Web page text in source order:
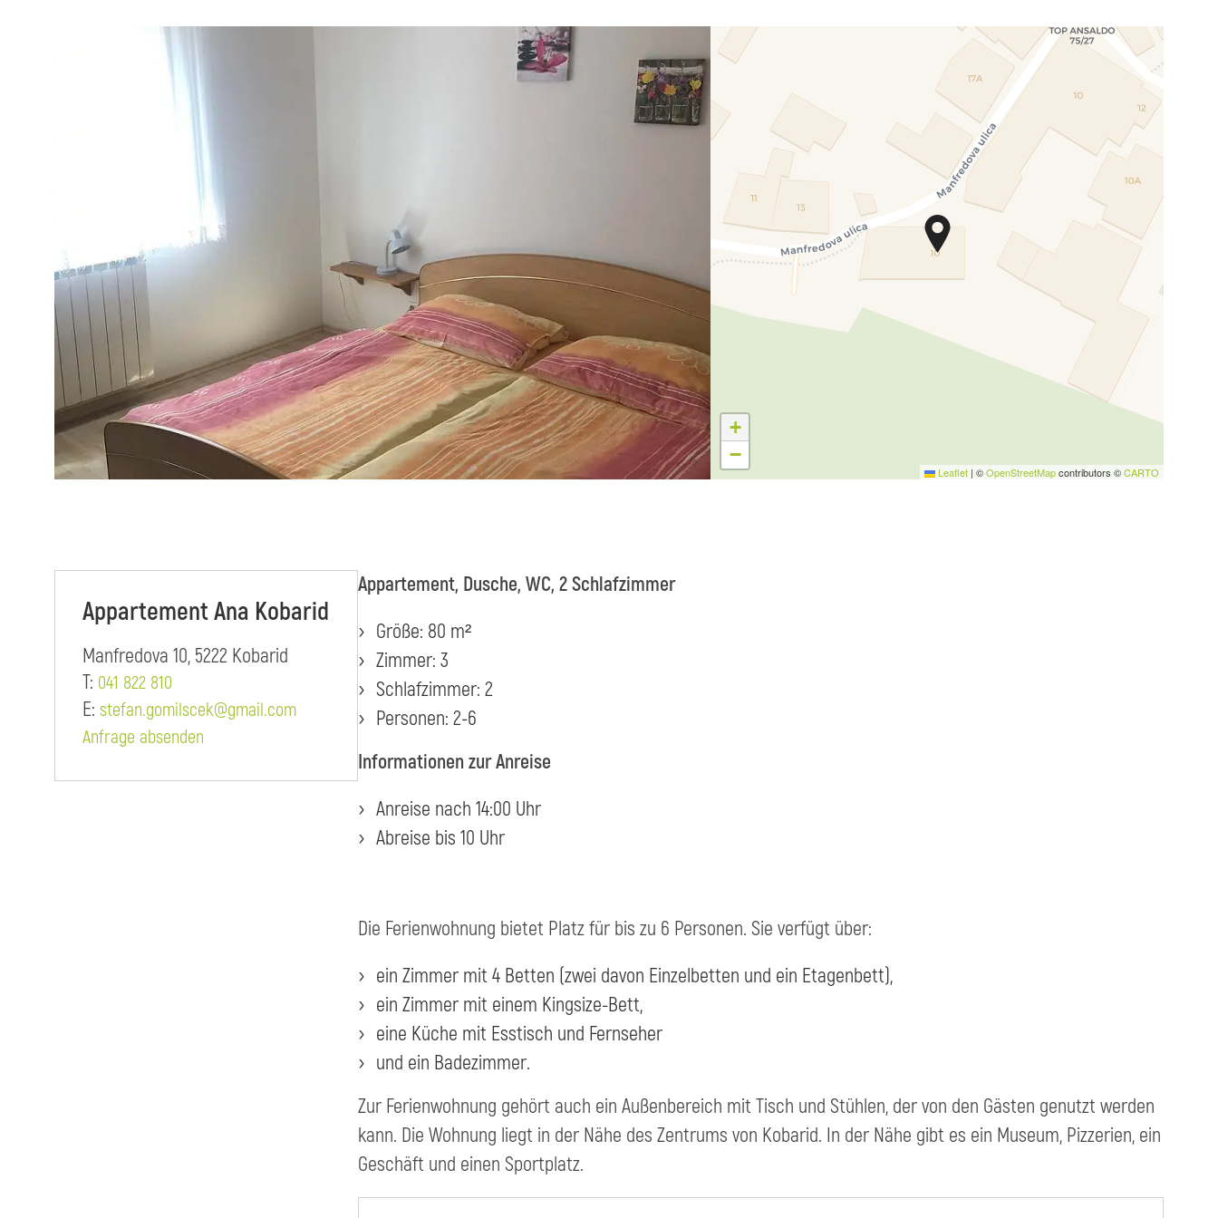
+
−
Leaflet | ©OpenStreetMapcontributors ©CARTO
Appartement Ana Kobarid
Manfredova 10, 5222 Kobarid
T: 041 822 810
E: stefan.gomilscek@gmail.com
Anfrage absenden
Appartement, Dusche, WC, 2 Schlafzimmer
Größe: 80 m²
Zimmer: 3
Schlafzimmer: 2
Personen: 2-6
Informationen zur Anreise
Anreise nach 14:00 Uhr
Abreise bis 10 Uhr
Die Ferienwohnung bietet Platz für bis zu 6 Personen. Sie verfügt über:
ein Zimmer mit 4 Betten (zwei davon Einzelbetten und ein Etagenbett),
ein Zimmer mit einem Kingsize-Bett,
eine Küche mit Esstisch und Fernseher
und ein Badezimmer.
Zur Ferienwohnung gehört auch ein Außenbereich mit Tisch und Stühlen, der von den Gästen genutzt werden
kann. Die Wohnung liegt in der Nähe des Zentrums von Kobarid. In der Nähe gibt es ein Museum, Pizzerien, ein
Geschäft und einen Sportplatz.